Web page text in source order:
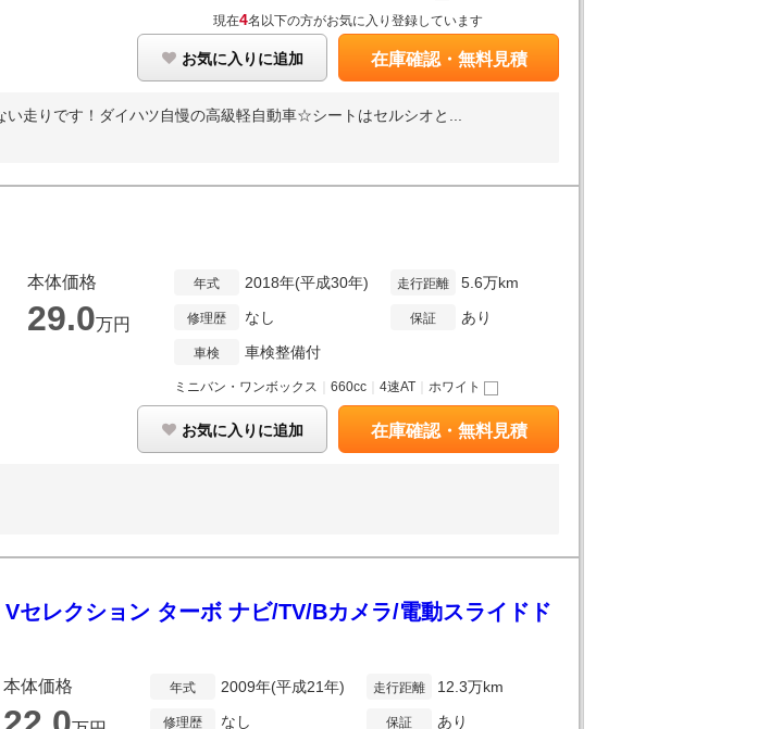
現在4名以下の方がお気に入り登録しています
お気に入りに追加 在庫確認・無料見積
走りです！ダイハツ自慢の高級軽自動車☆シートはセルシオと...
本体価格
29.0万円
年式 2018年(平成30年)
修理歴 なし
車検 車検整備付
走行距離 5.6万km
保証 あり
ミニバン・ワンボックス 660cc 4速AT ホワイト
お気に入りに追加 在庫確認・無料見積
セレクション ターボ ナビ/TV/Bカメラ/電動スライドド
本体価格 年式 2009年(平成21年)
修理歴 なし
走行距離 12.3万km
保証 あり